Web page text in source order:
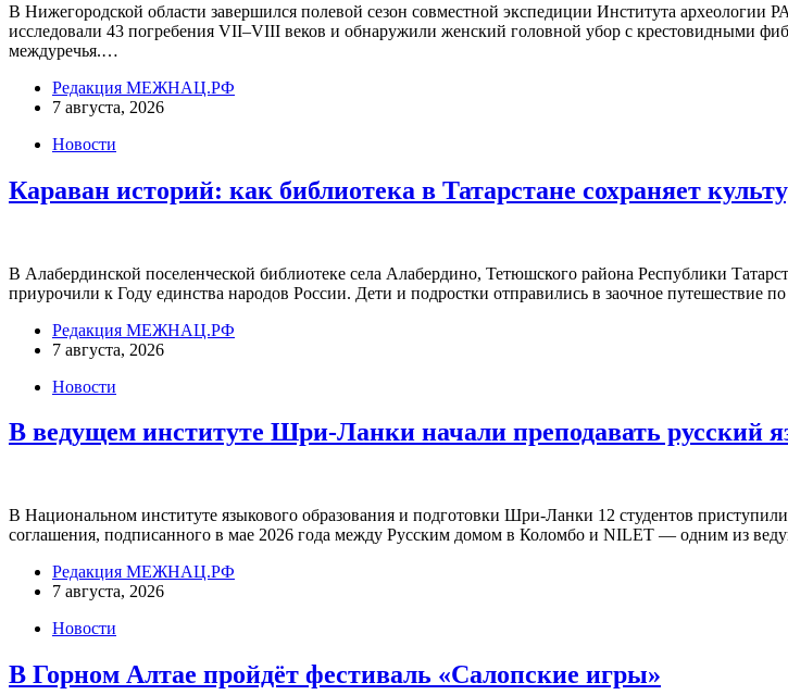
В Нижегородской области завершился полевой сезон совместной экспедиции Института
исследовали 43 погребения VII–VIII веков и обнаружили женский головной убор с крестовидными
междуречья.…
Редакция МЕЖНАЦ.РФ
7 августа, 2026
Новости
Караван историй: как библиотека в Татарстане сохраняет
В Алабердинской поселенческой библиотеке села Алабердино, Тетюшского района Республики
приурочили к Году единства народов России. Дети и подростки отправились в заочное путешествие
Редакция МЕЖНАЦ.РФ
7 августа, 2026
Новости
В ведущем институте Шри-Ланки начали преподавать русский
В Национальном институте языкового образования и подготовки Шри-Ланки 12 студентов
соглашения, подписанного в мае 2026 года между Русским домом в Коломбо и NILET — одним из
Редакция МЕЖНАЦ.РФ
7 августа, 2026
Новости
В Горном Алтае пройдёт фестиваль «Салопские игры»